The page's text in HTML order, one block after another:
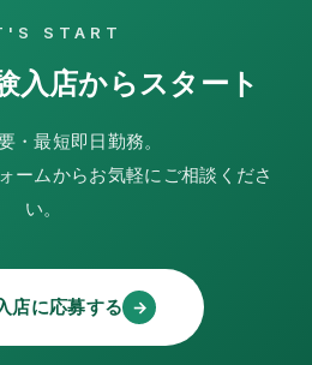
START
入店からスタート
・最短即日勤務。
ームからお気軽にご相談くださ
い。
店に応募する →